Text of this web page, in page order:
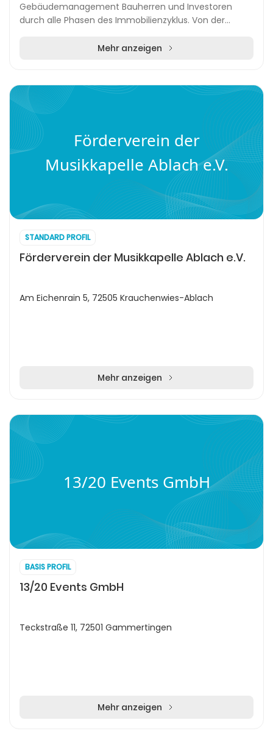
Gebäudemanagement Bauherren und Investoren
durch alle Phasen des Immobilienzyklus. Von der
Mehr anzeigen
Förderverein der
Musikkapelle Ablach e.V.
STANDARD PROFIL
Förderverein der Musikkapelle Ablach e.V.
Am Eichenrain 5, 72505 Krauchenwies-Ablach
Mehr anzeigen
13/20 Events GmbH
BASIS PROFIL
13/20 Events GmbH
Teckstraße 11, 72501 Gammertingen
Mehr anzeigen